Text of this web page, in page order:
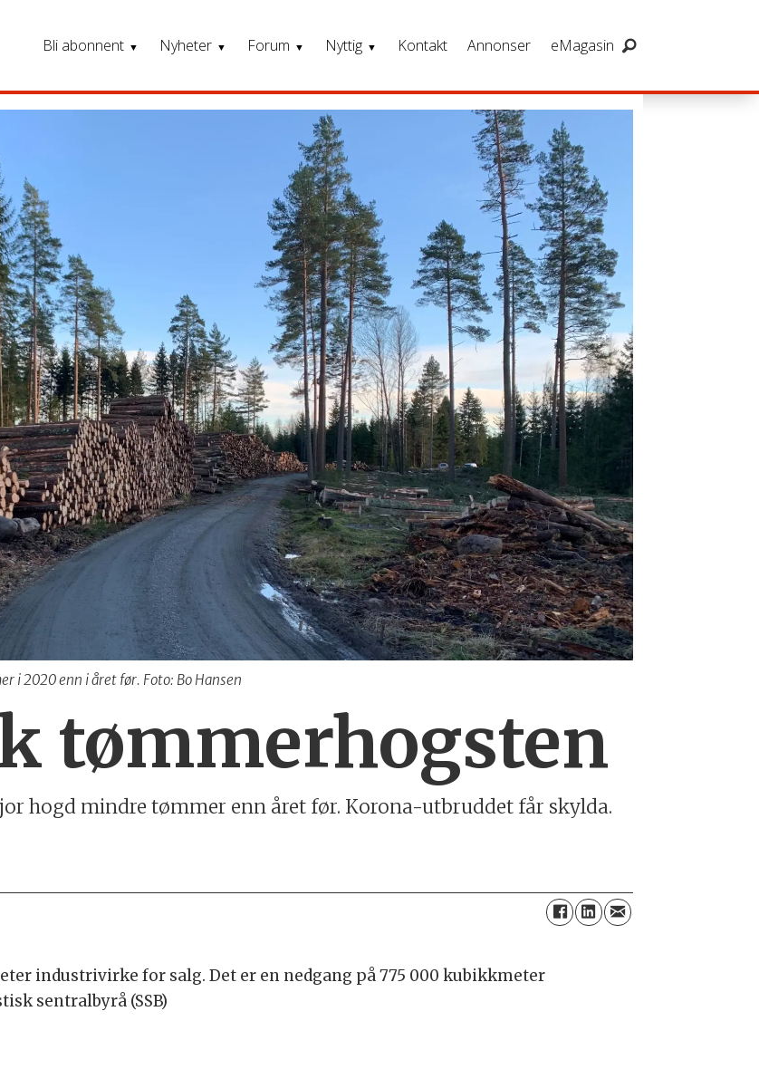
Bli abonnent Nyheter Forum Nyttig Kontakt Annonser eMagasin
i 2020 enn i året før. Foto: Bo Hansen
tømmerhogsten
hogd mindre tømmer enn året før. Korona-utbruddet får skylda.
industrivirke for salg. Det er en nedgang på 775 000 kubikkmeter
sentralbyrå (SSB)